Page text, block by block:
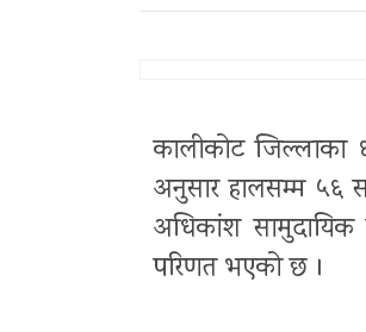
कालीकोट
अनुसार हालसम्म ५६
अधिकांश सामुदायिक
परिणत भएको छ ।